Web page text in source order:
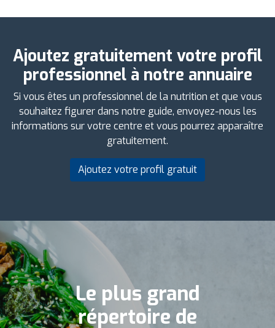
Ajoutez gratuitement votre profil
professionnel à notre annuaire
Si vous êtes un professionnel de la nutrition et que vous
souhaitez figurer dans notre guide, envoyez-nous les
informations sur votre centre et vous pourrez apparaître
gratuitement.
Ajoutez votre profil gratuit
Le plus grand
répertoire de